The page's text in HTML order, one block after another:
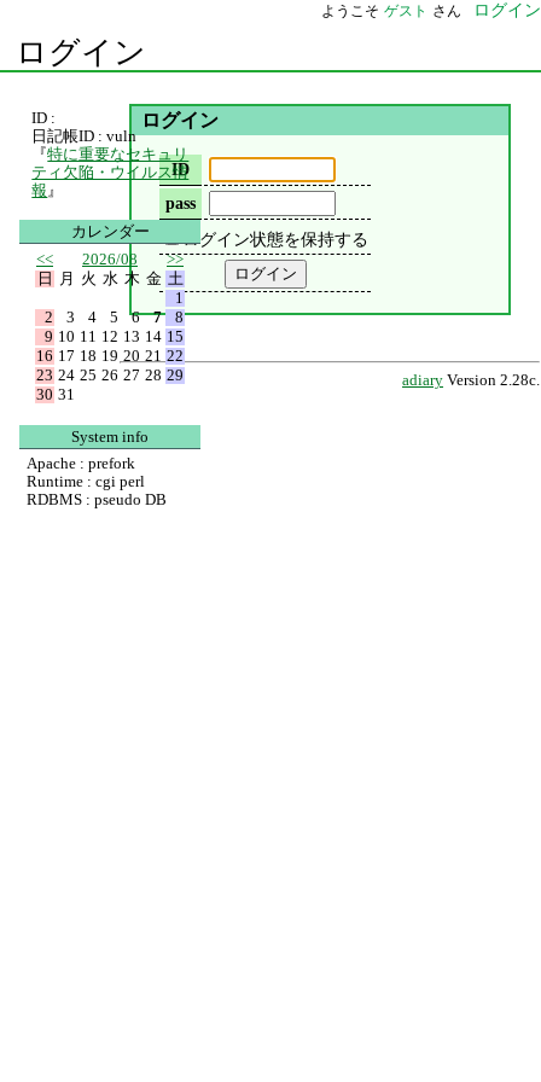
ようこそ ゲスト さん ログイン
ログイン
ログイン
ID
pass
ログイン状態を保持する
adiary Version 2.28c.
ID :
日記帳ID : vuln
『特に重要なセキュリ
ティ欠陥・ウイルス情
報 』
カレンダー
<<
2026/08
>>
日
月 火 水 木 金 土
1
2
3 4 5 6 7
8
9 10 11 12 13 14 15
16 17 18 19 20 21 22
23 24 25 26 27 28 29
30 31
System info
Apache : prefork
Runtime : cgi perl
RDBMS : pseudo DB